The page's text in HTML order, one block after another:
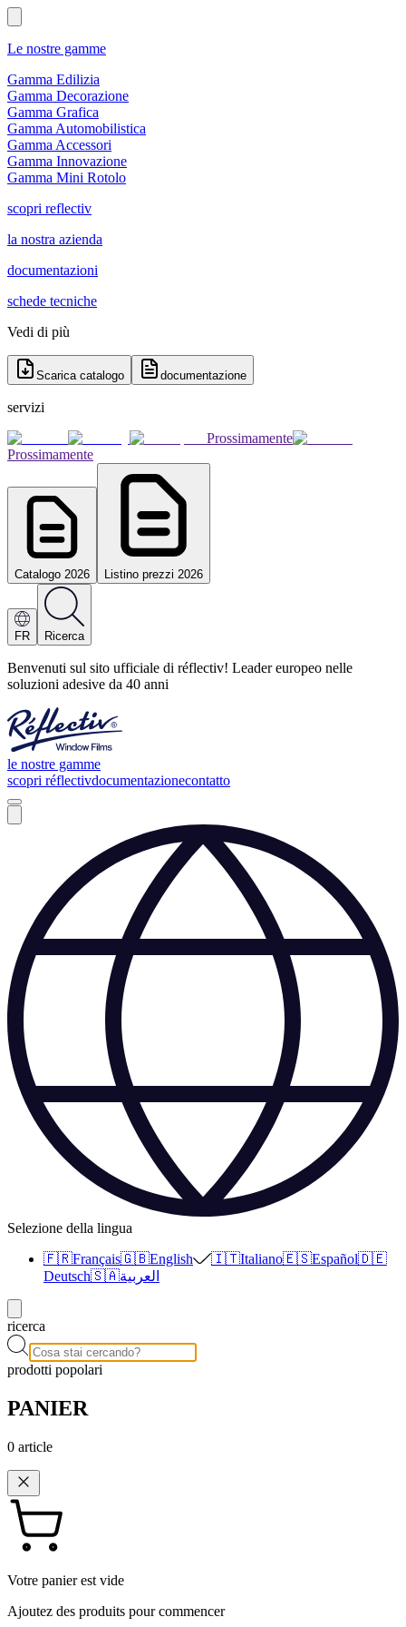
Le nostre gamme
Gamma Edilizia
Gamma Decorazione
Gamma Grafica
Gamma Automobilistica
Gamma Accessori
Gamma Innovazione
Gamma Mini Rotolo
scopri reflectiv
la nostra azienda
documentazioni
schede tecniche
Vedi di più
Scarica catalogo documentazione
servizi
Prossimamente
Prossimamente
Catalogo 2026 Listino prezzi 2026
FR Ricerca
Benvenuti sul sito ufficiale di réflectiv! Leader europeo nelle
soluzioni adesive da 40 anni
le nostre gamme
scopri réflectivdocumentazionecontatto
Selezione della lingua
🇫🇷Français🇬🇧English 🇮🇹Italiano🇪🇸Español🇩🇪
Deutsch🇸🇦العربية
ricerca
prodotti popolari
PANIER
0 article
Votre panier est vide
Ajoutez des produits pour commencer